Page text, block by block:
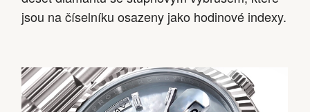
jsou na číselníku osazeny jako hodinové indexy.